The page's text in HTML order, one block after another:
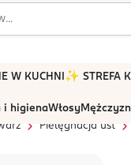
W KUCHNI ✨ STREFA
i higienaWłosy
Pielęgnacja ust